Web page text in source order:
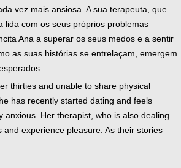
vez mais ansiosa. A sua terapeuta, que
lida com os seus próprios problemas
Ana a superar os seus medos e a sentir
as suas histórias se entrelaçam, emergem
thirties and unable to share physical
has recently started dating and feels
anxious. Her therapist, who is also dealing
experience pleasure. As their stories